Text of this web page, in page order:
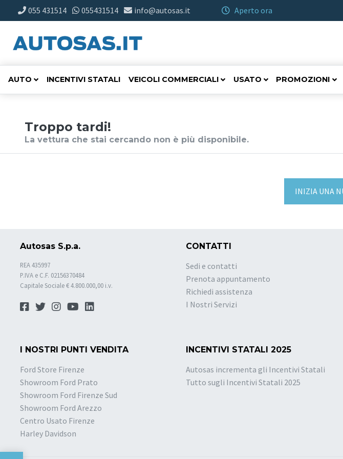
055 431514 055431514 info@autosas.it Aperto ora
AUTO INCENTIVI STATALI VEICOLI COMMERCIALI USATO PROMOZIONI
Troppo tardi!
La vettura che stai cercando non è più disponibile.
INIZIA UNA
Autosas S.p.a.
REA 435997
P.IVA e C.F. 02156370484
Capitale Sociale € 4.800.000,00 i.v.
CONTATTI
Sedi e contatti
Prenota appuntamento
Richiedi assistenza
I Nostri Servizi
I NOSTRI PUNTI VENDITA
Ford Store Firenze
Showroom Ford Prato
Showroom Ford Firenze Sud
Showroom Ford Arezzo
Centro Usato Firenze
Harley Davidson
INCENTIVI STATALI 2025
Autosas incrementa gli Incentivi Statali
Tutto sugli Incentivi Statali 2025